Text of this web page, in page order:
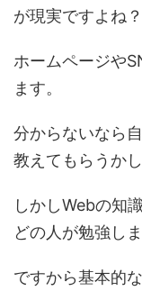
が現実ですよね？
ホームページや
ます。
分からないなら
教えてもらうか
しかしWebの知
どの人が勉強しま
ですから基本的